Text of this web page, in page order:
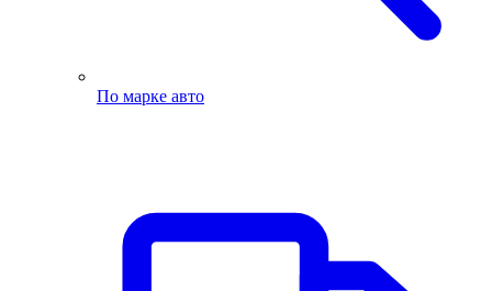
По марке авто